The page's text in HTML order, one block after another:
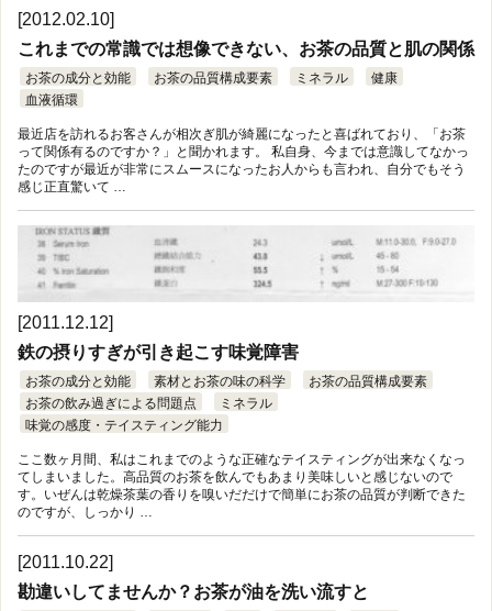
[2012.02.10]
これまでの常識では想像できない、お茶の品質と肌の関係
お茶の成分と効能 お茶の品質構成要素 ミネラル
健康
血液循環
最近店を訪れるお客さんが相次ぎ肌が綺麗になったと喜ばれており、「お茶
って関係有るのですか？」と聞かれます。 私自身、今までは意識してなかっ
たのですが最近が非常にスムースになったお人からも言われ、自分でもそう
感じ正直驚いて …
[2011.12.12]
鉄の摂りすぎが引き起こす味覚障害
お茶の成分と効能 素材とお茶の味の科学
お茶の品質構成要素
お茶の飲み過ぎによる問題点
ミネラル
味覚の感度・テイスティング能力
ここ数ヶ月間、私はこれまでのような正確なテイスティングが出来なくなっ
てしまいました。高品質のお茶を飲んでもあまり美味しいと感じないので
す。いぜんは乾燥茶葉の香りを嗅いだだけで簡単にお茶の品質が判断できた
のですが、しっかり …
[2011.10.22]
勘違いしてませんか？お茶が油を洗い流すと